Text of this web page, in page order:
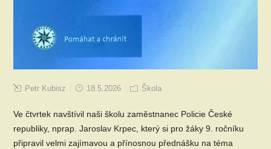
Petr Kubisz 18.5.2026 Škola
Ve čtvrtek navštívil naši školu zaměstnanec Policie České
republiky, nprap. Jaroslav Krpec, který si pro žáky 9. ročníku
připravil velmi zajímavou a přínosnou přednášku na téma